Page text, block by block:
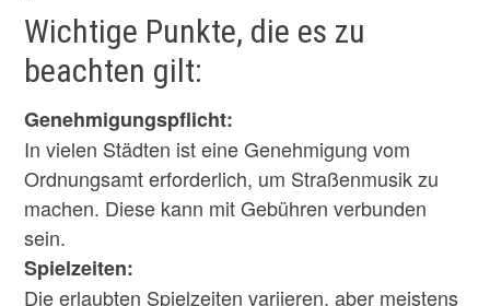
Wichtige Punkte, die es zu
beachten gilt:
Genehmigungspflicht:
In vielen Städten ist eine Genehmigung vom
Ordnungsamt erforderlich, um Straßenmusik zu
machen. Diese kann mit Gebühren verbunden
sein.
Spielzeiten:
Die erlaubten Spielzeiten variieren, aber meistens